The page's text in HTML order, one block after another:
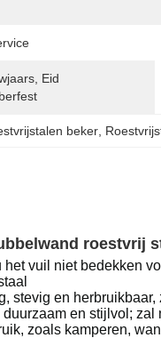
Eid
beker
roestvrij
vuil niet bedekken
stevig en
en stijlvol;
zoals kamperen,